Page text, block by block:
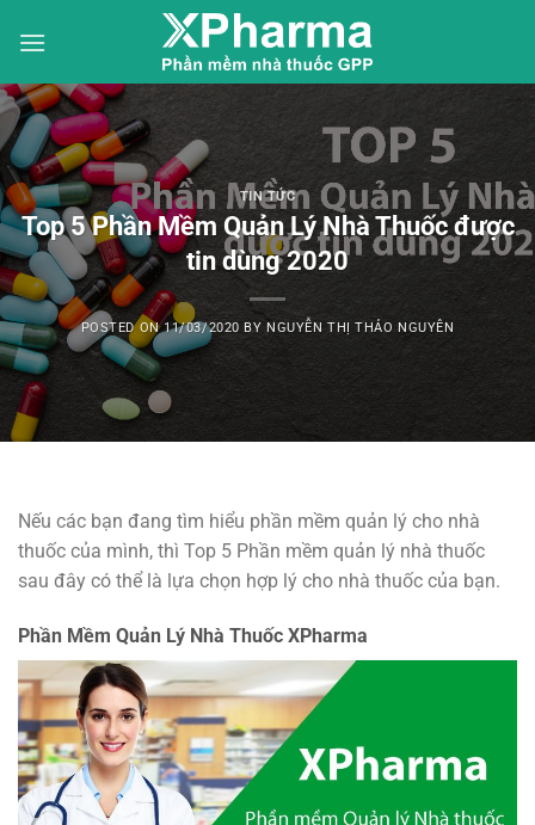
TIN TỨC
Top 5 Phần Mềm Quản Lý Nhà Thuốc được
tin dùng 2020
POSTED ON11/03/2020 BY NGUYỄN THỊ THẢO NGUYÊN
Nếu các bạn đang tìm hiểu phần mềm quản lý cho nhà
thuốc của mình, thì Top 5 Phần mềm quản lý nhà thuốc
sau đây có thể là lựa chọn hợp lý cho nhà thuốc của bạn.
Phần Mềm Quản Lý Nhà Thuốc XPharma